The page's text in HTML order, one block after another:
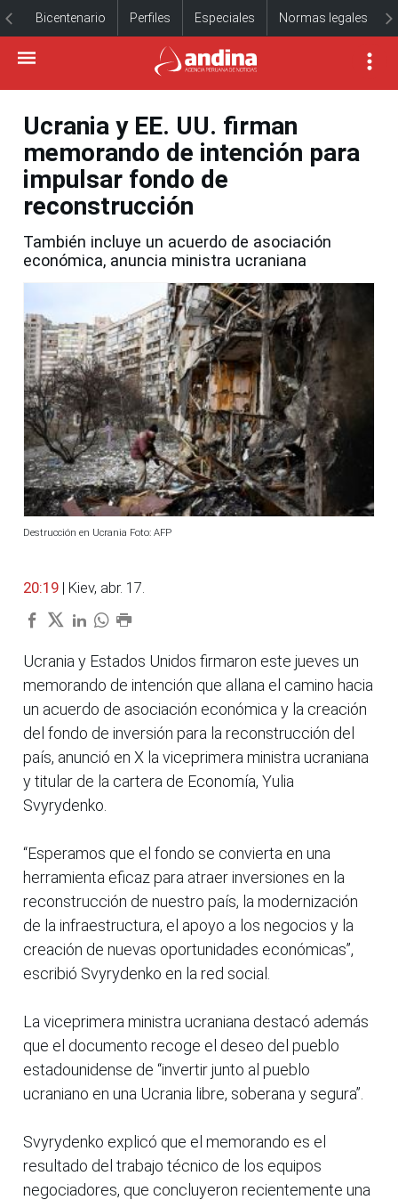
Bicentenario Perfiles Especiales Normas legales
Ucrania y EE. UU. firman
memorando de intención para
impulsar fondo de
reconstrucción
También incluye un acuerdo de asociación
económica, anuncia ministra ucraniana
Destrucción en Ucrania Foto: AFP
20:19 | Kiev, abr. 17.
Ucrania y Estados Unidos firmaron este jueves un
memorando de intención que allana el camino hacia
un acuerdo de asociación económica y la creación
del fondo de inversión para la reconstrucción del
país, anunció en X la viceprimera ministra ucraniana
y titular de la cartera de Economía, Yulia
Svyrydenko.
“Esperamos que el fondo se convierta en una
herramienta eficaz para atraer inversiones en la
reconstrucción de nuestro país, la modernización
de la infraestructura, el apoyo a los negocios y la
creación de nuevas oportunidades económicas”,
escribió Svyrydenko en la red social.
La viceprimera ministra ucraniana destacó además
que el documento recoge el deseo del pueblo
estadounidense de “invertir junto al pueblo
ucraniano en una Ucrania libre, soberana y segura”.
Svyrydenko explicó que el memorando es el
resultado del trabajo técnico de los equipos
negociadores, que concluyeron recientemente una